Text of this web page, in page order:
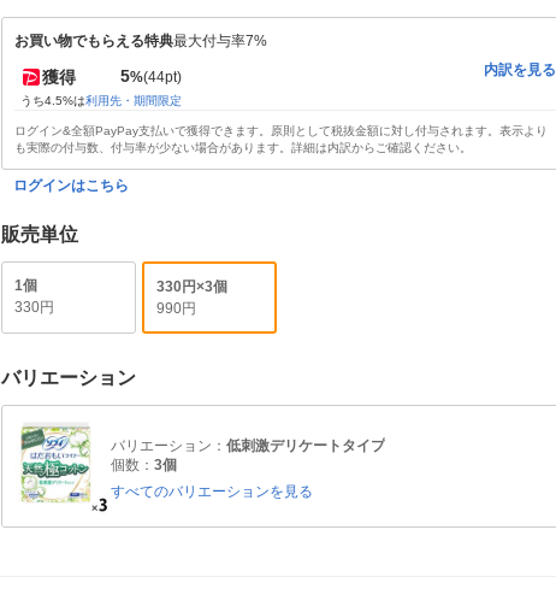
お買い物でもらえる特典最大付与率7%
獲得 5%(44pt)
うち4.5%は利用先・期間限定
内訳を見る
ログイン&全額PayPay支払いで獲得できます。原則として税抜金額に対し付与されます。表示より
も実際の付与数、付与率が少ない場合があります。詳細は内訳からご確認ください。
ログインはこちら
販売単位
1個
330円
330円×3個
990円
バリエーション
バリエーション： 低刺激デリケートタイプ
個数： 3個
すべてのバリエーションを見る